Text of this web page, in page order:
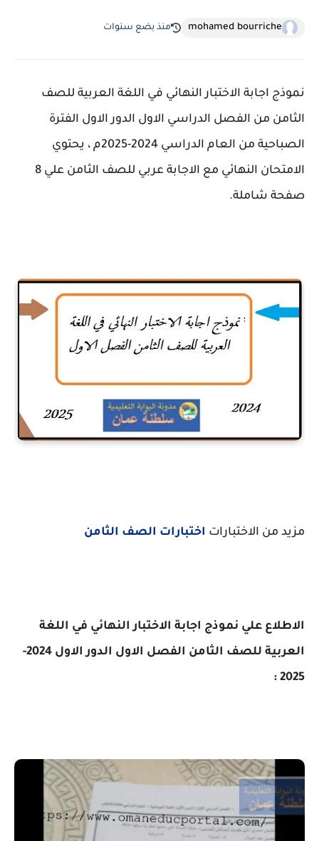
mohamed bourriche منذ بضع سنوات
نموذج اجابة الاختبار النهائي في اللغة العربية للصف
الثامن من الفصل الدراسي الاول الدور الاول الفترة
الصباحية من العام الدراسي 2024-2025م ، يحتوي
الامتحان النهائي مع الاجابة عربي للصف الثامن علي 8
صفحة شاملة.
مزيد من الاختبارات اختبارات الصف الثامن
الاطلاع علي نموذج اجابة الاختبار النهائي في اللغة
العربية للصف الثامن الفصل الاول الدور الاول 2024-
2025 :